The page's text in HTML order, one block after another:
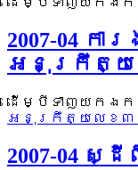
2007-04
អនុក្រឹត្យ
ដើម្បីទាញយកឯកស
អនុក្រឹត្យលេខ៣
2007-04